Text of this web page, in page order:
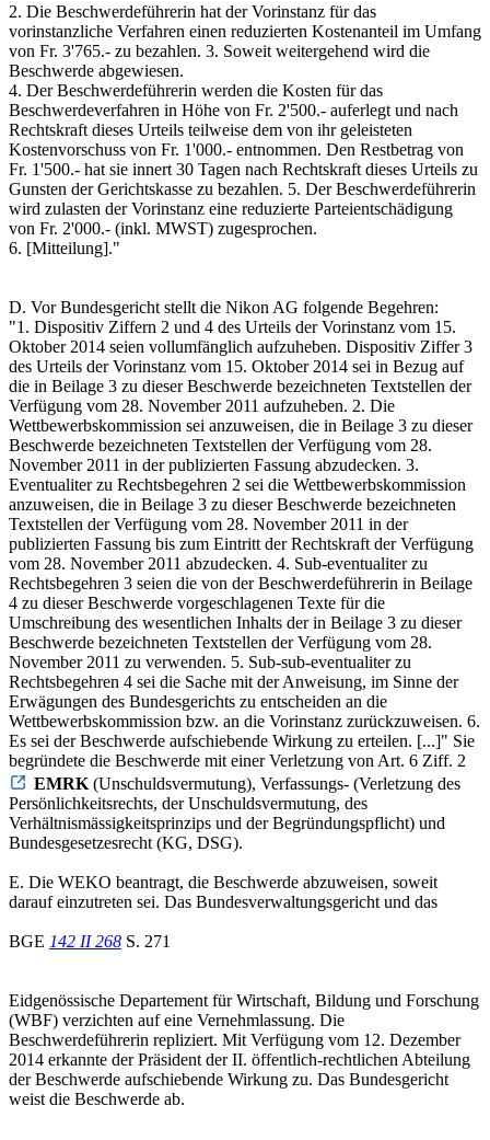
2. Die Beschwerdeführerin hat der Vorinstanz für das
vorinstanzliche Verfahren einen reduzierten Kostenanteil im Umfang
von Fr. 3'765.- zu bezahlen. 3. Soweit weitergehend wird die
Beschwerde abgewiesen.
4. Der Beschwerdeführerin werden die Kosten für das
Beschwerdeverfahren in Höhe von Fr. 2'500.- auferlegt und nach
Rechtskraft dieses Urteils teilweise dem von ihr geleisteten
Kostenvorschuss von Fr. 1'000.- entnommen. Den Restbetrag von
Fr. 1'500.- hat sie innert 30 Tagen nach Rechtskraft dieses Urteils zu
Gunsten der Gerichtskasse zu bezahlen. 5. Der Beschwerdeführerin
wird zulasten der Vorinstanz eine reduzierte Parteientschädigung
von Fr. 2'000.- (inkl. MWST) zugesprochen.
6. [Mitteilung]."
D. Vor Bundesgericht stellt die Nikon AG folgende Begehren:
"1. Dispositiv Ziffern 2 und 4 des Urteils der Vorinstanz vom 15.
Oktober 2014 seien vollumfänglich aufzuheben. Dispositiv Ziffer 3
des Urteils der Vorinstanz vom 15. Oktober 2014 sei in Bezug auf
die in Beilage 3 zu dieser Beschwerde bezeichneten Textstellen der
Verfügung vom 28. November 2011 aufzuheben. 2. Die
Wettbewerbskommission sei anzuweisen, die in Beilage 3 zu dieser
Beschwerde bezeichneten Textstellen der Verfügung vom 28.
November 2011 in der publizierten Fassung abzudecken. 3.
Eventualiter zu Rechtsbegehren 2 sei die Wettbewerbskommission
anzuweisen, die in Beilage 3 zu dieser Beschwerde bezeichneten
Textstellen der Verfügung vom 28. November 2011 in der
publizierten Fassung bis zum Eintritt der Rechtskraft der Verfügung
vom 28. November 2011 abzudecken. 4. Sub-eventualiter zu
Rechtsbegehren 3 seien die von der Beschwerdeführerin in Beilage
4 zu dieser Beschwerde vorgeschlagenen Texte für die
Umschreibung des wesentlichen Inhalts der in Beilage 3 zu dieser
Beschwerde bezeichneten Textstellen der Verfügung vom 28.
November 2011 zu verwenden. 5. Sub-sub-eventualiter zu
Rechtsbegehren 4 sei die Sache mit der Anweisung, im Sinne der
Erwägungen des Bundesgerichts zu entscheiden an die
Wettbewerbskommission bzw. an die Vorinstanz zurückzuweisen. 6.
Es sei der Beschwerde aufschiebende Wirkung zu erteilen. [...]" Sie
begründete die Beschwerde mit einer Verletzung von Art. 6 Ziff. 2
EMRK (Unschuldsvermutung), Verfassungs- (Verletzung des
Persönlichkeitsrechts, der Unschuldsvermutung, des
Verhältnismässigkeitsprinzips und der Begründungspflicht) und
Bundesgesetzesrecht (KG, DSG).
E. Die WEKO beantragt, die Beschwerde abzuweisen, soweit
darauf einzutreten sei. Das Bundesverwaltungsgericht und das
BGE 142 II 268 S. 271
Eidgenössische Departement für Wirtschaft, Bildung und Forschung
(WBF) verzichten auf eine Vernehmlassung. Die
Beschwerdeführerin repliziert. Mit Verfügung vom 12. Dezember
2014 erkannte der Präsident der II. öffentlich-rechtlichen Abteilung
der Beschwerde aufschiebende Wirkung zu. Das Bundesgericht
weist die Beschwerde ab.